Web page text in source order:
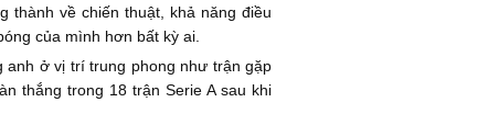
thành về chiến thuật, khả năng điều
của mình hơn bất kỳ ai.
anh ở vị trí trung phong như trận gặp
thắng trong 18 trận Serie A sau khi